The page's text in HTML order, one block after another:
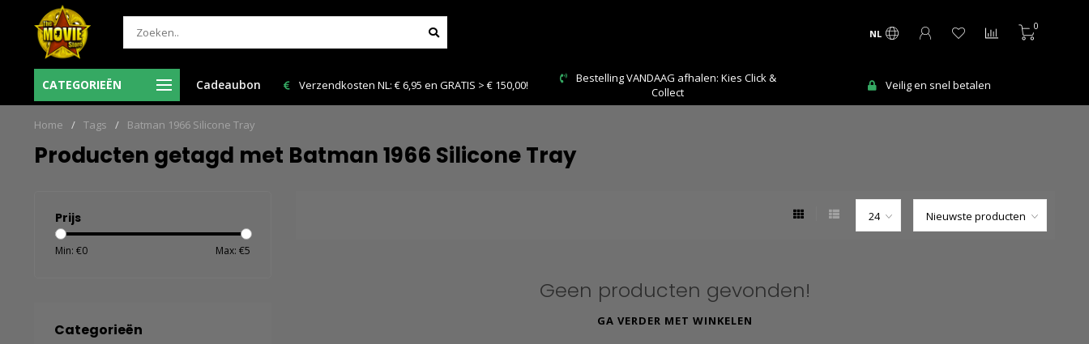
NL
0
CATEGORIEËN Cadeaubon
Ma-Vr voor 12:00 uur besteld = de volgende
werkdag in huis!
Verzendkosten NL: € 6,95 en GRATIS > € 150,00!
Bestelling VANDAAG afhalen: Kies Click &
Collect
Veilig en snel betalen
Home / Tags / Batman 1966 Silicone Tray
Producten getagd met Batman 1966 Silicone Tray
Prijs
Min: €0 Max: €5
Categorieën
Geen producten gevonden!
GA VERDER MET WINKELEN